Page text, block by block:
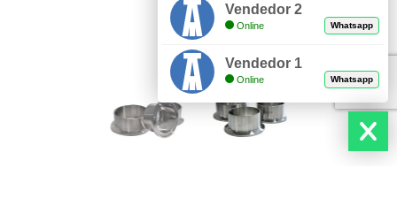
Vendedor 2
Online Whatsapp
Vendedor 1
Online Whatsapp